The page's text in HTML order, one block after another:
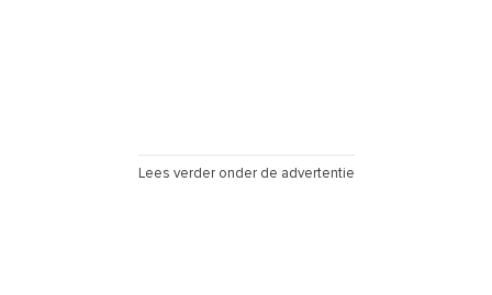
Lees verder onder de advertentie